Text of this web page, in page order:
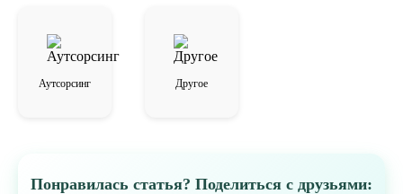
Аутсорсинг Другое
Понравилась статья? Поделиться с друзьями: